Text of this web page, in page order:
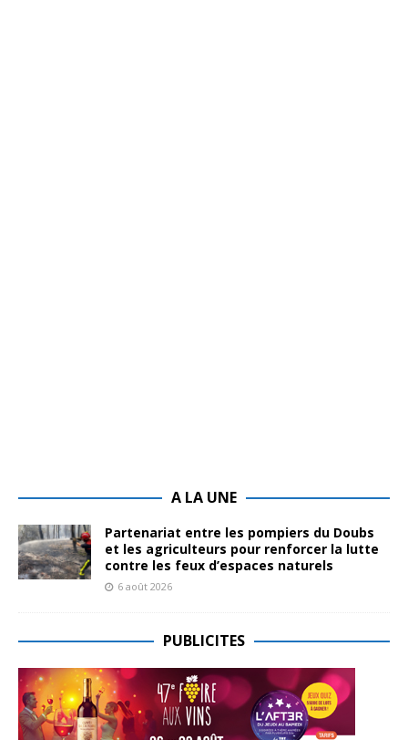
A LA UNE
Partenariat entre les pompiers du Doubs
et les agriculteurs pour renforcer la lutte
contre les feux d’espaces naturels
6 août 2026
PUBLICITES